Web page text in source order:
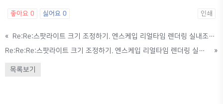
좋아요 0 싫어요 0 인쇄
«
Re:Re:스팟라이트 크기 조정하기. 엔스케입 리얼타임 렌더링 실내조명01 10:04
Re:Re:Re:스팟라이트 크기 조정하기. 엔스케입 리얼타임 렌더링 실내조명01 10:04
»
목록보기